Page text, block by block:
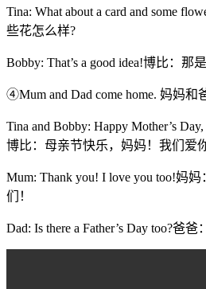
Tina: What about a card and some
些花怎么样?
Bobby: That’s a good idea!博比：那
④Mum and Dad come home. 妈妈和
Tina and Bobby: Happy Mother’s
博比：母亲节快乐，妈妈！我们爱你
Mum: Thank you! I love you too!妈
们！
Dad: Is there a Father’s Day too?爸